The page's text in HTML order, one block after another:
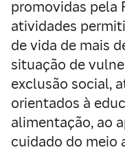
promovidas pela
atividades
de vida de mais
situação de
exclusão social,
orientados à
alimentação, ao
cuidado do meio